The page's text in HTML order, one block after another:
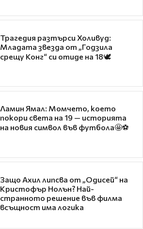
Трагедия разтърси Холивуд:
Младата звезда от „Годзила
срещу Конг“ си отиде на 18🕊️
Ламин Ямал: Момчето, което
покори света на 19 — историята
на новия символ във футбола🤩⚽
Защо Ахил липсва от „Одисей“ на
Кристофър Нолън? Най-
странното решение във филма
всъщност има логика